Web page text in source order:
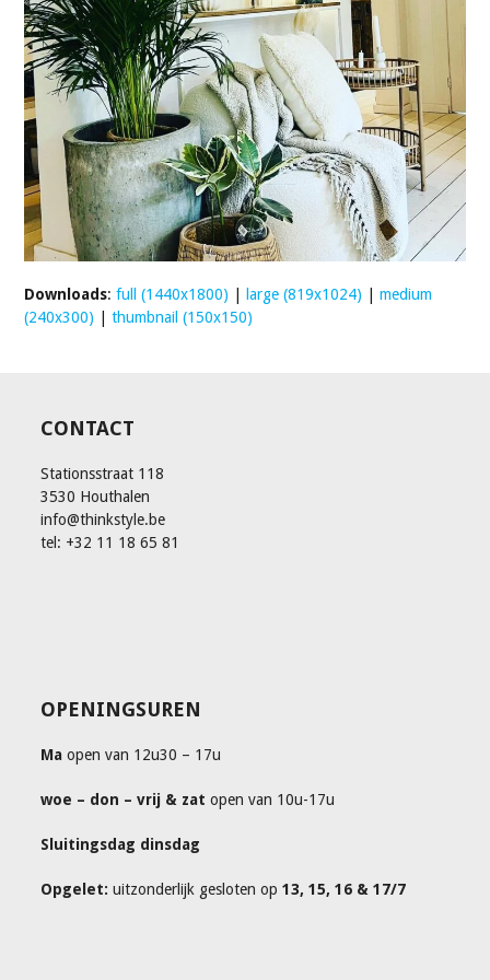
Downloads:full (1440x1800) large (819x1024) |medium
(240x300) |thumbnail (150x150)
CONTACT
Stationsstraat 118
3530 Houthalen
info@thinkstyle.be
tel: +32 11 18 65 81
OPENINGSUREN
Ma open van 12u30 – 17u
woe – don – vrij & zatopen van 10u-17u
Sluitingsdag dinsdag
Opgelet: uitzonderlijk gesloten op13, 15, 16 & 17/7